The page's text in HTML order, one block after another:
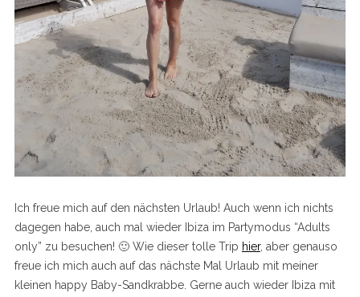
Ich freue mich auf den nächsten Urlaub! Auch wenn ich nichts
dagegen habe, auch mal wieder Ibiza im Partymodus “Adults
only” zu besuchen! 🙂 Wie dieser tolle Trip hier, aber genauso
freue ich mich auch auf das nächste Mal Urlaub mit meiner
kleinen happy Baby-Sandkrabbe. Gerne auch wieder Ibiza mit